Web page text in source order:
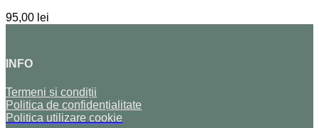
95,00 lei
INFO
Termeni și condiții
Politica de confidențialitate
Politica utilizare cookie